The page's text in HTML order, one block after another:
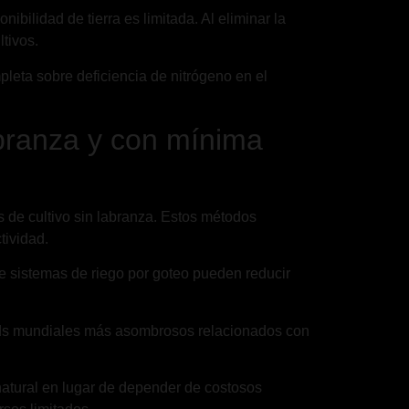
de tierra es limitada. Al eliminar la
sobre deficiencia de nitrógeno en el
y con mínima
cultivo sin labranza. Estos métodos
sistemas de riego por goteo pueden reducir
mundiales más asombrosos relacionados con
en lugar de depender de costosos